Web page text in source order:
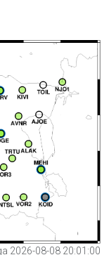
2026-08-08 20:01:00